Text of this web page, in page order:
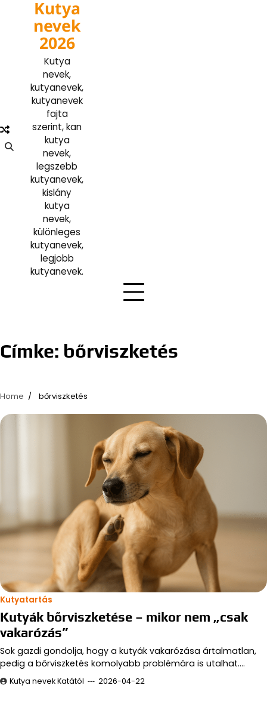
content
Kutya
nevek
2026
Kutya
nevek,
kutyanevek,
kutyanevek
fajta
szerint, kan
kutya
nevek,
legszebb
kutyanevek,
kislány
kutya
nevek,
különleges
kutyanevek,
legjobb
kutyanevek.
Címke: bőrviszketés
Home bőrviszketés
Kutyatartás
Kutyák bőrviszketése – mikor nem „csak
vakarózás”
Sok gazdi gondolja, hogy a kutyák vakarózása ártalmatlan,
pedig a bőrviszketés komolyabb problémára is utalhat.…
Kutya nevek Katától 2026-04-22